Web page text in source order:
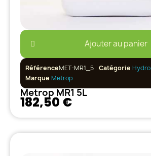
Ajouter au panier
RéférenceMET-MR1_5 Catégorie Hydro
Marque Metrop
Metrop MR1 5L
182,50 €